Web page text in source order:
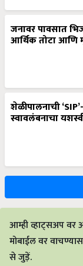
जनावर पावसात
आर्थिक तोटा आणि
शेळीपालनाची
स्वावलंबनाचा
आम्ही व्हाट्सअप वर
मोबाईल वर
से जुड़ें.